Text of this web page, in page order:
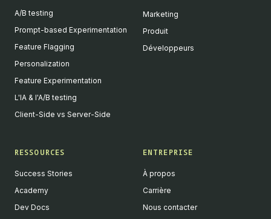
A/B testing
Prompt-based Experimentation
Feature Flagging
Personalization
Feature Experimentation
L'IA & l'A/B testing
Client-Side vs Server-Side
Marketing
Produit
Développeurs
RESSOURCES
Success Stories
Academy
Dev Docs
ENTREPRISE
À propos
Carrière
Nous contacter